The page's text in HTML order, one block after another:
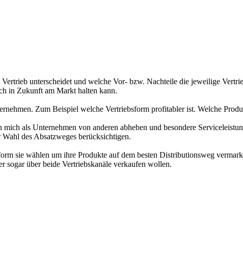
unterscheidet und welche Vor- bzw. Nachteile die jeweilige
in Zukunft am Markt halten kann.
Zum Beispiel welche Vertriebsform profitabler ist. Welche
als Unternehmen von anderen abheben und besondere
des Absatzweges berücksichtigen.
sie wählen um ihre Produkte auf dem besten Distributionsweg
sogar über beide Vertriebskanäle verkaufen wollen.